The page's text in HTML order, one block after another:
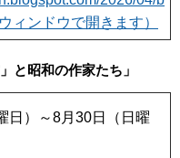
ィンドウで開きます）
と昭和の作家たち」
日）～8月30日（日曜